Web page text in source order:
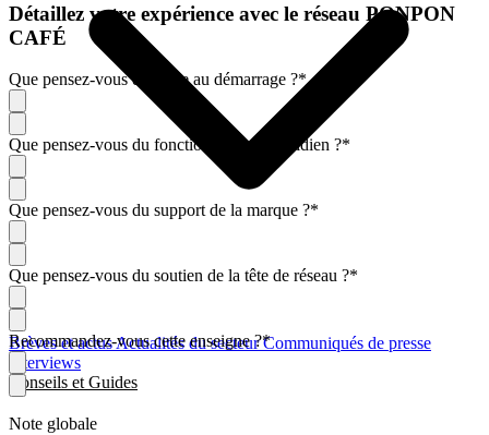
Brèves et actusActualités du secteurCommuniqués de presse
Interviews
Conseils et Guides
Détaillez votre expérience avec le réseau PONPON
CAFÉ
Que pensez-vous de l'aide au démarrage ?*
Que pensez-vous du fonctionnement quotidien ?*
Que pensez-vous du support de la marque ?*
Que pensez-vous du soutien de la tête de réseau ?*
Recommandez-vous cette enseigne ?*
Note globale